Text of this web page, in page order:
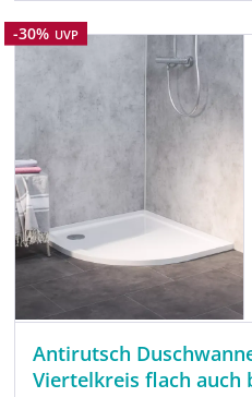
Rabatt
-30% UVP
Antirutsch
Viertelkreis flach auch